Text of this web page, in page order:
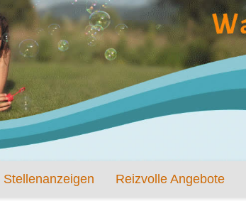
Stellenanzeigen Reizvolle Angebote